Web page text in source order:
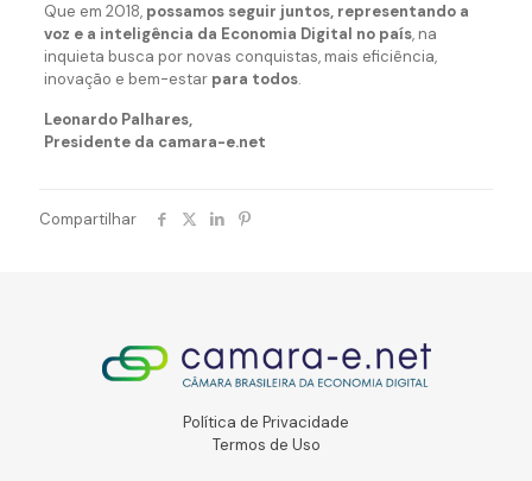
Que em 2018, possamos seguir juntos, representando a
voz e a inteligência da Economia Digital no país, na
inquieta busca por novas conquistas, mais eficiência,
inovação e bem-estar para todos.
Leonardo Palhares,
Presidente da camara-e.net
Compartilhar
Política de Privacidade
Termos de Uso